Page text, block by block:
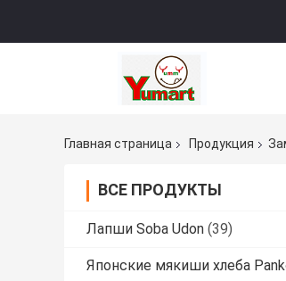
Главная страница
Продукция
ВСЕ ПРОДУКТЫ
Лапши Soba Udon (39)
Японские мякиши хлеба